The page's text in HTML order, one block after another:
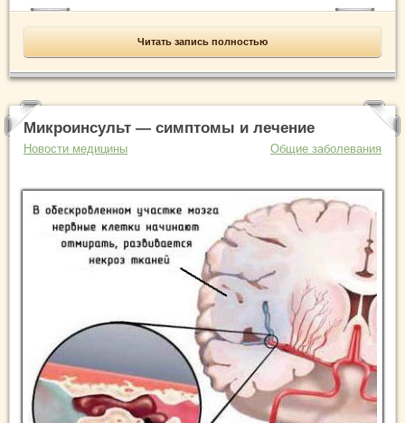
Читать запись полностью
Микроинсульт — симптомы и лечение
Новости медицины Общие заболевания